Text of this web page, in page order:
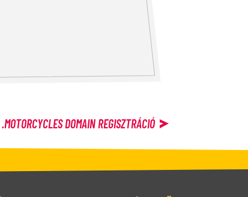
.MOTORCYCLESDOMAIN REGISZTRÁCIÓ